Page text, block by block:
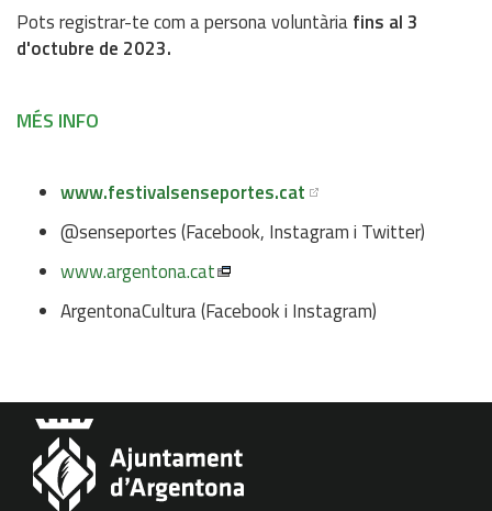
Pots registrar-te com a persona voluntàriafins al 3
d'octubre de 2023.
MÉS INFO
www.festivalsenseportes.cat
@senseportes (Facebook, Instagram i Twitter)
www.argentona.cat
ArgentonaCultura (Facebook i Instagram)